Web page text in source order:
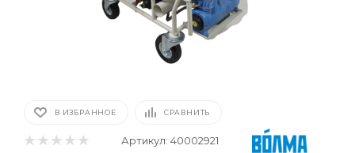
В ИЗБРАННОЕ СРАВНИТЬ
Артикул: 40002921